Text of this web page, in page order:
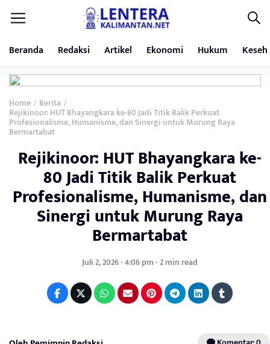
Beranda Redaksi Artikel Ekonomi Hukum
Home / Berita /
Rejikinoor: HUT Bhayangkara ke-80 Jadi Titik Balik Perkuat
Profesionalisme, Humanisme, dan Sinergi untuk Murung Raya
Bermartabat
Rejikinoor: HUT Bhayangkara ke-
80 Jadi Titik Balik Perkuat
Profesionalisme, Humanisme, dan
Sinergi untuk Murung Raya
Bermartabat
Juli 2, 2026 - 4:06 pm - 2 min read